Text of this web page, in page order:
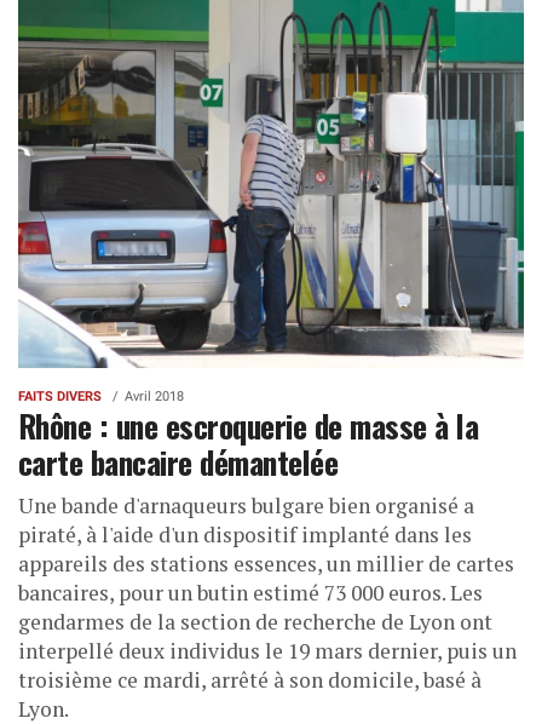
FAITS DIVERS Avril 2018
Rhône : une escroquerie de masse à la
carte bancaire démantelée
Une bande d'arnaqueurs bulgare bien organisé a
piraté, à l'aide d'un dispositif implanté dans les
appareils des stations essences, un millier de cartes
bancaires, pour un butin estimé 73 000 euros. Les
gendarmes de la section de recherche de Lyon ont
interpellé deux individus le 19 mars dernier, puis un
troisième ce mardi, arrêté à son domicile, basé à
Lyon.